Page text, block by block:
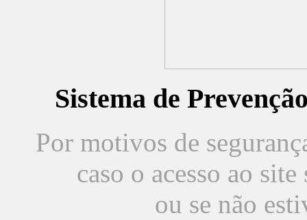
Sistema de
Por motivos de
caso o acesso ao
ou se não